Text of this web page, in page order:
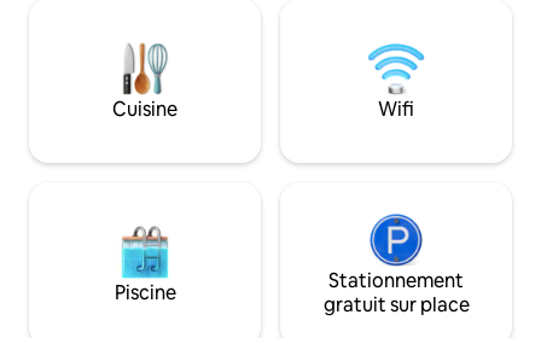
sommet du « Monte Rojo ». Des
équipements de haute qualité,
beaucoup d'intimité et sans doute la plus
belle vue sur la mer et les dunes de
Cuisine Wifi
Piscine
Stationnement
gratuit sur place